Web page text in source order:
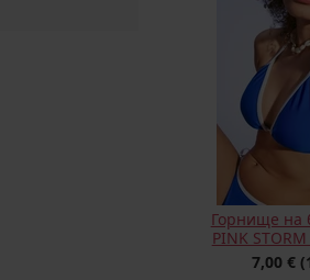
Горнище на
PINK
7,00 €